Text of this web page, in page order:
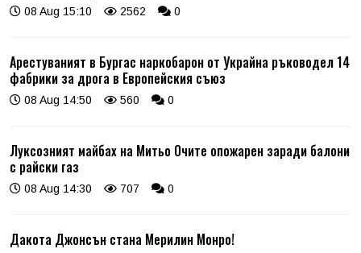
08 Aug 15:10 2562 0
Арестуваният в Бургас наркобарон от Украйна ръководел 14
фабрики за дрога в Европейския съюз
08 Aug 14:50 560 0
Луксозният майбах на Митьо Очите опожарен заради балони
с райски газ
08 Aug 14:30 707 0
Дакота Джонсън стана Мерилин Монро!